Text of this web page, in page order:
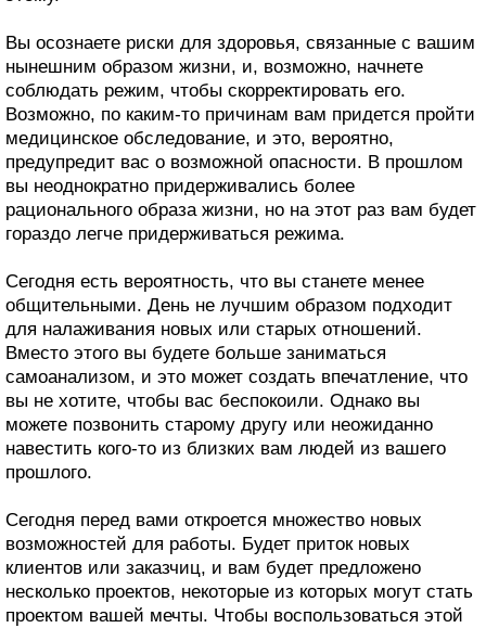
Вы осознаете риски для здоровья, связанные с вашим
нынешним образом жизни, и, возможно, начнете
соблюдать режим, чтобы скорректировать его.
Возможно, по каким-то причинам вам придется пройти
медицинское обследование, и это, вероятно,
предупредит вас о возможной опасности. В прошлом
вы неоднократно придерживались более
рационального образа жизни, но на этот раз вам будет
гораздо легче придерживаться режима.
Сегодня есть вероятность, что вы станете менее
общительными. День не лучшим образом подходит
для налаживания новых или старых отношений.
Вместо этого вы будете больше заниматься
самоанализом, и это может создать впечатление, что
вы не хотите, чтобы вас беспокоили. Однако вы
можете позвонить старому другу или неожиданно
навестить кого-то из близких вам людей из вашего
прошлого.
Сегодня перед вами откроется множество новых
возможностей для работы. Будет приток новых
клиентов или заказчиц, и вам будет предложено
несколько проектов, некоторые из которых могут стать
проектом вашей мечты. Чтобы воспользоваться этой